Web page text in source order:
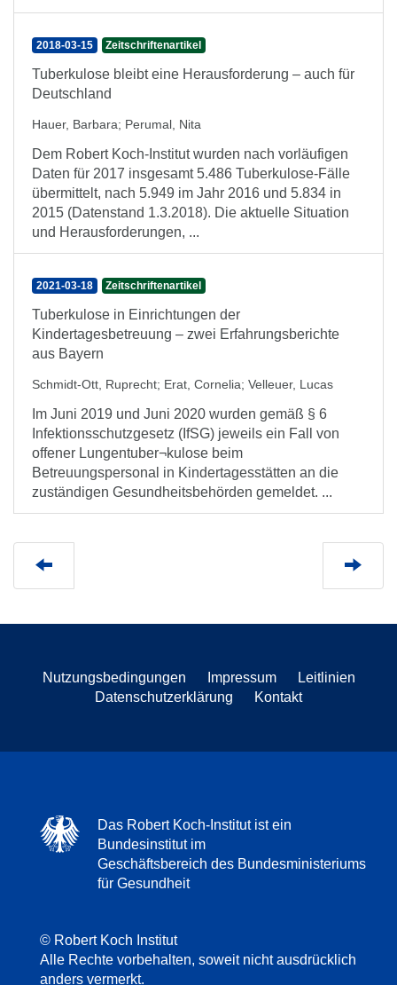
2018-03-15 Zeitschriftenartikel
Tuberkulose bleibt eine Herausforderung – auch für
Deutschland
Hauer, Barbara; Perumal, Nita
Dem Robert Koch-Institut wurden nach vorläufigen
Daten für 2017 insgesamt 5.486 Tuberkulose-Fälle
übermittelt, nach 5.949 im Jahr 2016 und 5.834 in
2015 (Datenstand 1.3.2018). Die aktuelle Situation
und Heraus­forderungen, ...
2021-03-18 Zeitschriftenartikel
Tuberkulose in Einrichtungen der
Kindertagesbetreuung – zwei Erfahrungsberichte
aus Bayern
Schmidt-Ott, Ruprecht; Erat, Cornelia; Velleuer, Lucas
Im Juni 2019 und Juni 2020 wurden gemäß § 6
Infektionsschutzgesetz (IfSG) jeweils ein Fall von
offener Lungentuber¬kulose beim
Betreuungspersonal in Kindertagesstätten an die
zuständigen Gesundheitsbehörden gemeldet. ...
Nutzungsbedingungen Impressum
Leitlinien
Datenschutzerklärung
Kontakt
Das Robert Koch-Institut ist ein
Bundesinstitut im
Geschäftsbereich des Bundesministeriums
für Gesundheit
© Robert Koch Institut
Alle Rechte vorbehalten, soweit nicht ausdrücklich
anders vermerkt.